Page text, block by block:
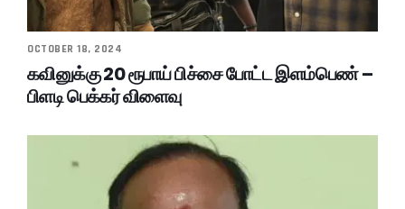
OCTOBER 18, 2024
கவினுக்கு 20 ரூபாய் பிச்சை போட்ட இளம்பெண் –
பிளடி பெக்கர் விளைவு